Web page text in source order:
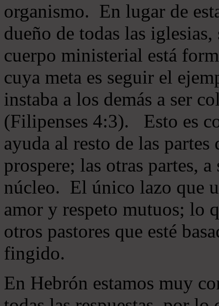
organismo. En lugar de
dueño de todas las
cuerpo ministerial está
cuya meta es seguir el
instaba a los demás a ser
(Filipenses 4:3). Esto es
ayuda al resto de las
prospere; las otras partes,
núcleo. El único lazo que
amor y respeto mutuos; lo
otros pastores que esté
fingido.
En Hebrón estamos muy